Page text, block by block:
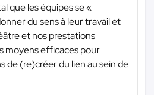
que les équipes se «
du sens à leur travail et
et nos prestations
moyens efficaces pour
de (re)créer du lien au sein de